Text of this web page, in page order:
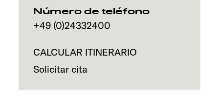
Número de teléfono
+49 (0)24332400
CALCULAR ITINERARIO
Solicitar cita